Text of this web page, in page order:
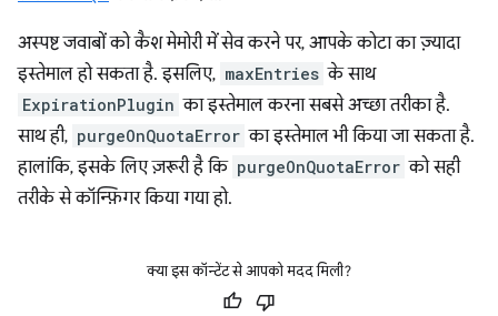
अस्पष्ट जवाबों को कैश मेमोरी में सेव करने पर, आपके कोटा का ज़्यादा
इस्तेमाल हो सकता है. इसलिए, maxEntries के साथ
ExpirationPlugin का इस्तेमाल करना सबसे अच्छा तरीका है.
साथ ही, purgeOnQuotaError का इस्तेमाल भी किया जा सकता है.
हालांकि, इसके लिए ज़रूरी है कि purgeOnQuotaError को सही
तरीके से कॉन्फ़िगर किया गया हो.
क्या इस कॉन्टेंट से आपको मदद मिली?